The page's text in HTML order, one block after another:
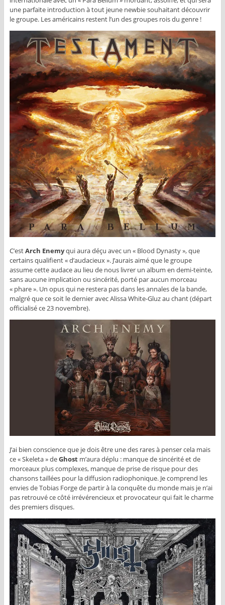
une parfaite introduction à tout jeune newbie souhaitant découvrir
le groupe. Les américains restent l’un des groupes rois du genre !
C’estArch Enemyqui aura déçu avec un « Blood Dynasty », que
certains qualifient « d’audacieux ». J’aurais aimé que le groupe
assume cette audace au lieu de nous livrer un album en demi-teinte,
sans aucune implication ou sincérité, porté par aucun morceau
« phare ». Un opus qui ne restera pas dans les annales de la bande,
malgré que ce soit le dernier avec Alissa White-Gluz au chant (départ
officialisé ce 23 novembre).
J’ai bien conscience que je dois être une des rares à penser cela mais
ce « Skeleta » deGhostm’aura déplu : manque de sincérité et de
morceaux plus complexes, manque de prise de risque pour des
chansons taillées pour la diffusion radiophonique. Je comprend les
envies de Tobias Forge de partir à la conquête du monde mais je n’ai
pas retrouvé ce côté irrévérencieux et provocateur qui fait le charme
des premiers disques.